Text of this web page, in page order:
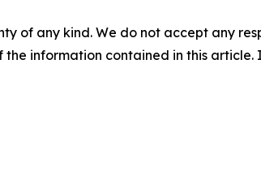
of any kind. We do not accept any
information contained in this